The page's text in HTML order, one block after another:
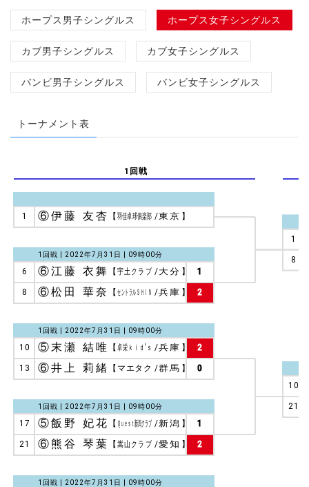
ホープス男子シングルス ホープス女子シングルス
カブ男子シングルス カブ女子シングルス
バンビ男子シングルス バンビ女子シングルス
トーナメント表
1
8
10
21
1回戦
1 ⑥伊藤 友杏 【 羽佳卓球俱楽部 /東京 】
1回戦 | 2022年7月31日 | 09時00分
1
6 ⑥江藤 衣舞 【 宇土クラブ /大分 】
2
8 ⑥松田 華奈 【 セントラルＳＨＩＮ /兵庫 】
1回戦 | 2022年7月31日 | 09時00分
2
10 ⑤末瀬 結唯 【 卓栄ｋｉｄ'ｓ /兵庫 】
0
13 ⑥井上 莉緒 【 マエタク /群馬 】
1回戦 | 2022年7月31日 | 09時00分
1
17 ⑤飯野 妃花 【 Ｑｕｅｓｔ新潟クラブ /新潟 】
2
21 ⑥熊谷 琴葉 【 嵩山クラブ /愛知 】
1回戦 | 2022年7月31日 | 09時00分